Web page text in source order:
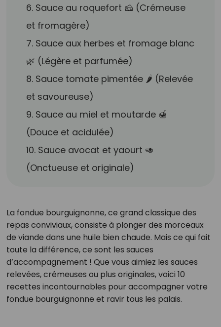
6. Sauce au roquefort 🧀 (Crémeuse
et fromagère)
7. Sauce aux herbes et fromage blanc
🌿 (Légère et parfumée)
8. Sauce tomate pimentée 🌶️ (Relevée
et savoureuse)
9. Sauce au miel et moutarde 🍯
(Douce et acidulée)
10. Sauce avocat et yaourt 🥑
(Onctueuse et originale)
La fondue bourguignonne, ce grand classique des
repas conviviaux, consiste à plonger des morceaux
de viande dans une huile bien chaude. Mais ce qui fait
toute la différence, ce sont les sauces
d’accompagnement ! Que vous aimiez les sauces
relevées, crémeuses ou plus originales, voici 10
recettes incontournables pour accompagner votre
fondue bourguignonne et ravir tous les palais.